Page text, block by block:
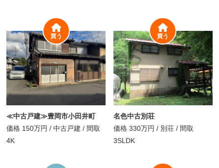
≪中古戸建≫豊岡市小田井町
価格 150万円 / 中古戸建 / 間取
4K
買う
名色中古別荘
価格 330万円 / 別荘 / 間取
3SLDK
買う